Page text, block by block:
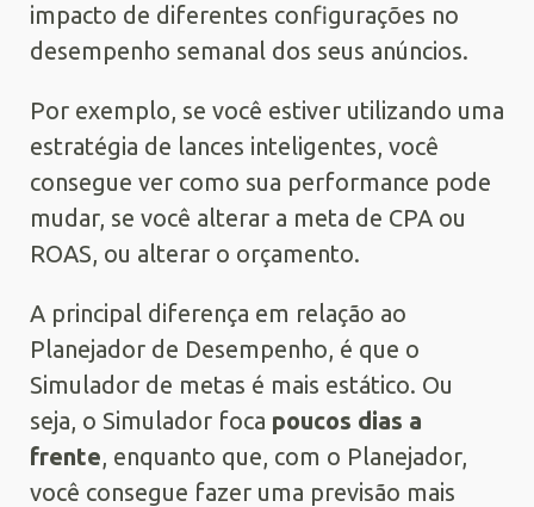
impacto de diferentes configurações no
desempenho semanal dos seus anúncios.
Por exemplo, se você estiver utilizando uma
estratégia de lances inteligentes, você
consegue ver como sua performance pode
mudar, se você alterar a meta de CPA ou
ROAS, ou alterar o orçamento.
A principal diferença em relação ao
Planejador de Desempenho, é que o
Simulador de metas é mais estático. Ou
seja, o Simulador foca poucos dias a
frente, enquanto que, com o Planejador,
você consegue fazer uma previsão mais